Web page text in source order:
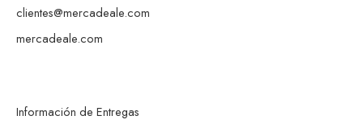
clientes@mercadeale.com
mercadeale.com
Información de Entregas